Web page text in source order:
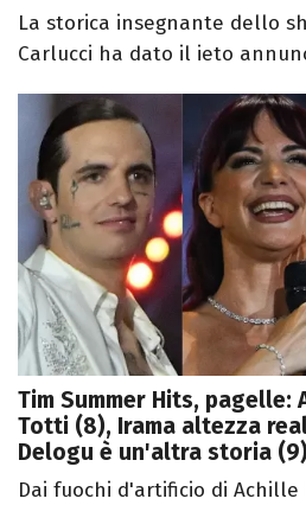
La storica insegnante dello
Carlucci ha dato il ieto
Tim Summer Hits, pagelle:
Totti (8), Irama altezza
Delogu è un'altra storia (9)
Dai fuochi d'artificio di Achille